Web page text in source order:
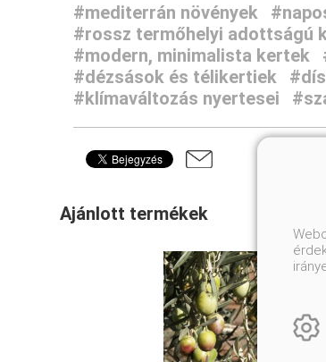
#mediterrán növények
#rossz termőhelyi adottságú
#modern, minimalista kertek
#dézsások és télikertiek
#klímaváltozás nyertesei
Ajánlott termékek